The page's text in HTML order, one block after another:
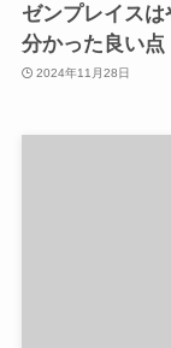
ゼンプレイス
分かった良い点
2024年11月28日